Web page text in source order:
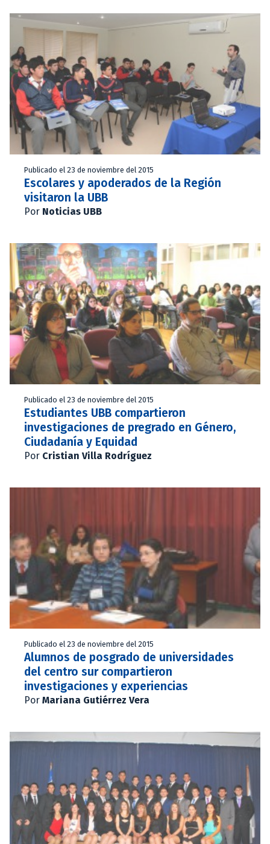
Publicado el 23 de noviembre del 2015
Escolares y apoderados de la Región
visitaron la UBB
Por Noticias UBB
Publicado el 23 de noviembre del 2015
Estudiantes UBB compartieron
investigaciones de pregrado en Género,
Ciudadanía y Equidad
Por Cristian Villa Rodríguez
Publicado el 23 de noviembre del 2015
Alumnos de posgrado de universidades
del centro sur compartieron
investigaciones y experiencias
Por Mariana Gutiérrez Vera